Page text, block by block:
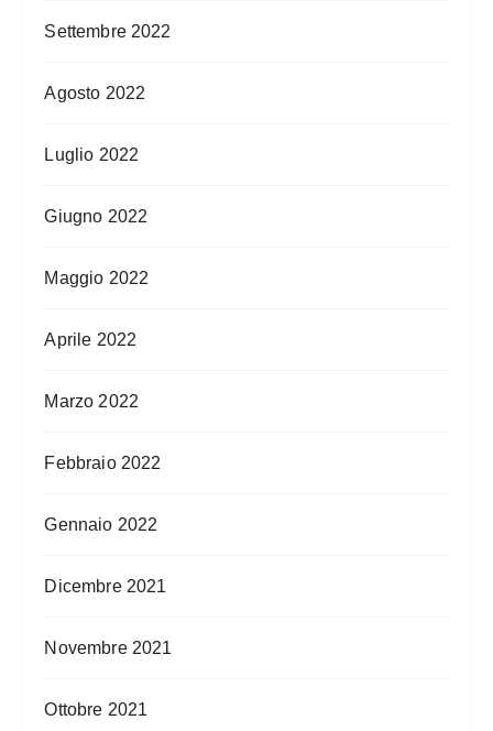
Settembre 2022
Agosto 2022
Luglio 2022
Giugno 2022
Maggio 2022
Aprile 2022
Marzo 2022
Febbraio 2022
Gennaio 2022
Dicembre 2021
Novembre 2021
Ottobre 2021